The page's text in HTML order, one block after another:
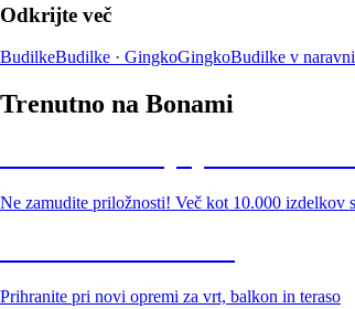
Odkrijte več
BudilkeBudilke · GingkoGingkoBudilke v
Trenutno na Bonami
Ne zamudite priložnosti! Več kot 10.000 izdelkov
Prihranite pri novi opremi za vrt, balkon in teraso